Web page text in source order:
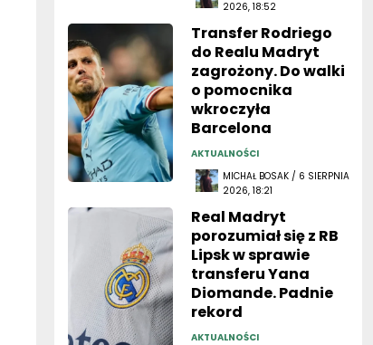
2026, 18:52
Transfer Rodriego
do Realu Madryt
zagrożony. Do walki
o pomocnika
wkroczyła
Barcelona
AKTUALNOŚCI
MICHAŁ BOSAK / 6 SIERPNIA
2026, 18:21
Real Madryt
porozumiał się z RB
Lipsk w sprawie
transferu Yana
Diomande. Padnie
rekord
AKTUALNOŚCI